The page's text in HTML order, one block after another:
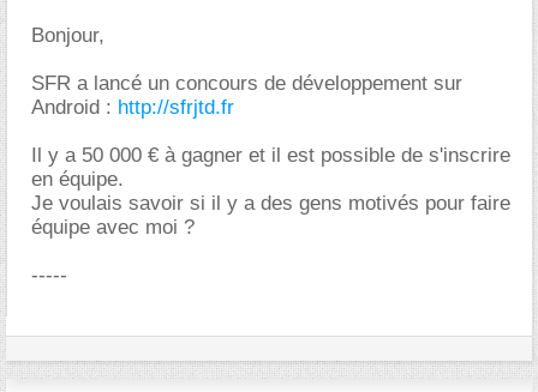
Bonjour,
SFR a lancé un concours de développement sur
Android : http://sfrjtd.fr
Il y a 50 000 € à gagner et il est possible de s'inscrire
en équipe.
Je voulais savoir si il y a des gens motivés pour faire
équipe avec moi ?
-----